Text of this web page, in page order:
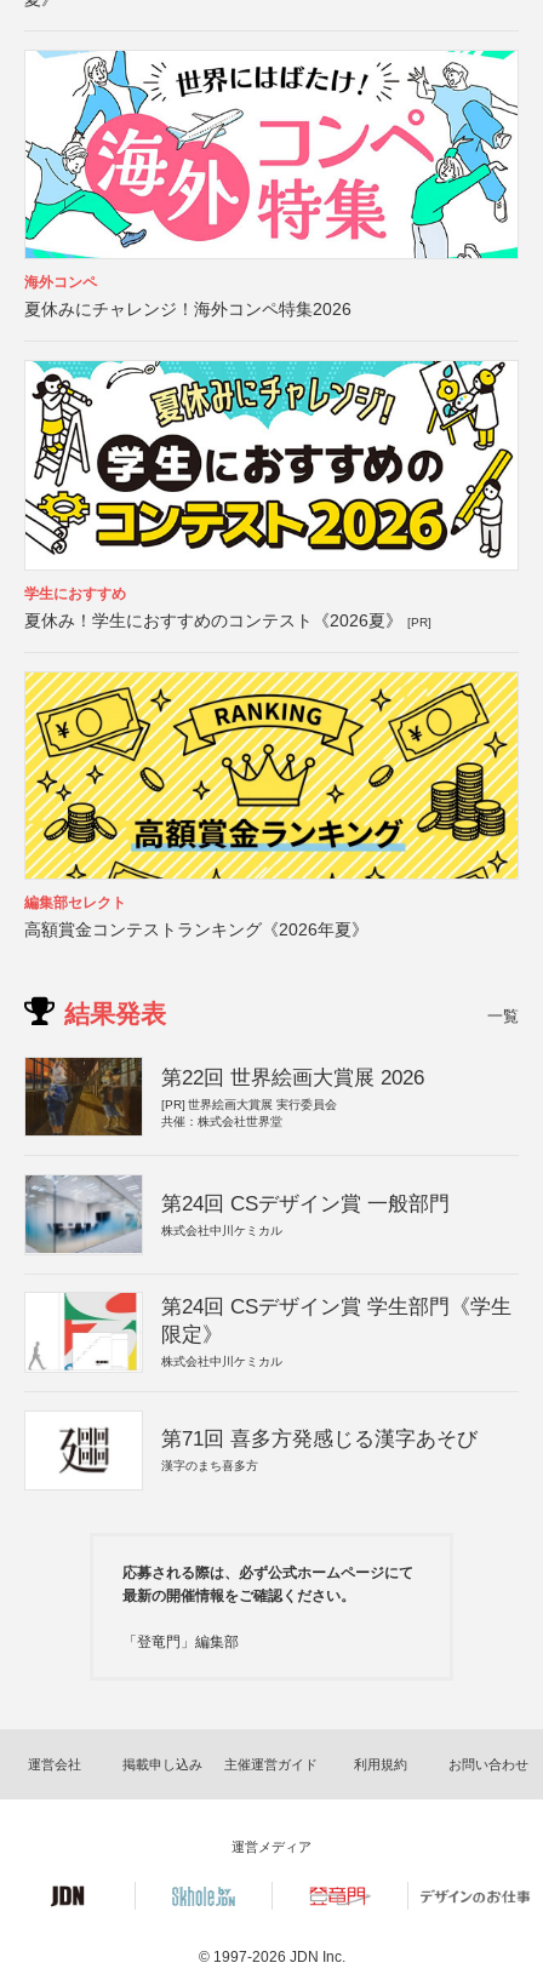
海外コンペ
夏休みにチャレンジ！海外コンペ特集2026
学生におすすめ
夏休み！学生におすすめのコンテスト《2026夏》 [PR]
編集部セレクト
高額賞金コンテストランキング《2026年夏》
結果発表 一覧
第22回 世界絵画大賞展 2026
[PR] 世界絵画大賞展 実行委員会
共催：株式会社世界堂
第24回 CSデザイン賞 一般部門
株式会社中川ケミカル
第24回 CSデザイン賞 学生部門《学生
限定》
株式会社中川ケミカル
第71回 喜多方発感じる漢字あそび
漢字のまち喜多方
応募される際は、必ず公式ホームページにて
最新の開催情報をご確認ください。
「登竜門」編集部
運営会社 掲載申し込み 主催運営ガイド 利用規約 お問い合わせ
運営メディア
© 1997-2026 JDN Inc.